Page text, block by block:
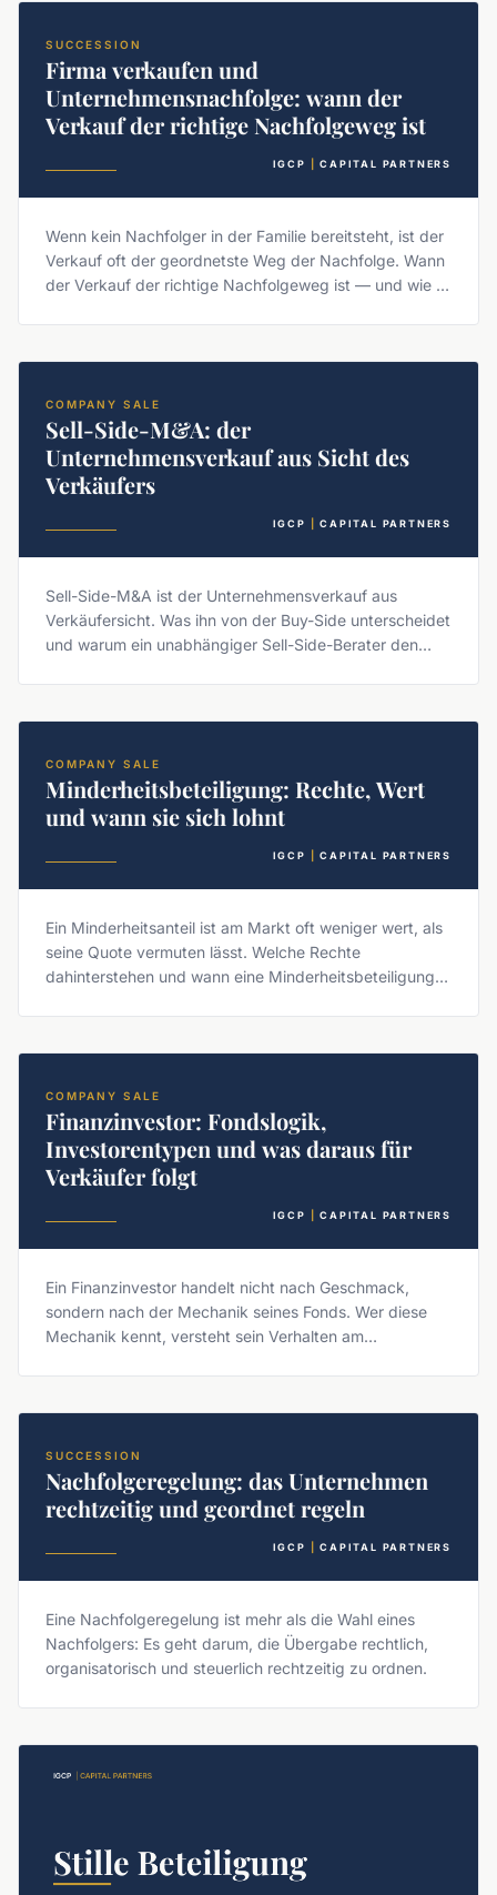
SUCCESSION
Firma verkaufen und
Unternehmensnachfolge: wann der
Verkauf der richtige Nachfolgeweg ist
IGCP CAPITAL PARTNERS
Wenn kein Nachfolger in der Familie bereitsteht, ist der
Verkauf oft der geordnetste Weg der Nachfolge. Wann
der Verkauf der richtige Nachfolgeweg ist — und wie er
COMPANY SALE
Sell-Side-M&A: der
Unternehmensverkauf aus Sicht des
Verkäufers
IGCP CAPITAL PARTNERS
Sell-Side-M&A ist der Unternehmensverkauf aus
Verkäufersicht. Was ihn von der Buy-Side unterscheidet
und warum ein unabhängiger Sell-Side-Berater den
COMPANY SALE
Minderheitsbeteiligung: Rechte, Wert
und wann sie sich lohnt
IGCP CAPITAL PARTNERS
Ein Minderheitsanteil ist am Markt oft weniger wert, als
seine Quote vermuten lässt. Welche Rechte
dahinterstehen und wann eine Minderheitsbeteiligung
COMPANY SALE
Finanzinvestor: Fondslogik,
Investorentypen und was daraus für
Verkäufer folgt
IGCP CAPITAL PARTNERS
Ein Finanzinvestor handelt nicht nach Geschmack,
sondern nach der Mechanik seines Fonds. Wer diese
Mechanik kennt, versteht sein Verhalten am
SUCCESSION
Nachfolgeregelung: das Unternehmen
rechtzeitig und geordnet regeln
IGCP CAPITAL PARTNERS
Eine Nachfolgeregelung ist mehr als die Wahl eines
Nachfolgers: Es geht darum, die Übergabe rechtlich,
organisatorisch und steuerlich rechtzeitig zu ordnen.